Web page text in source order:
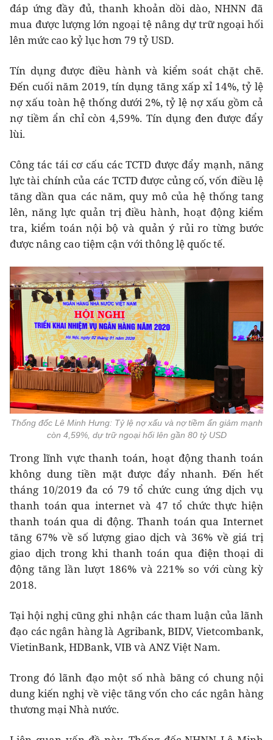
đáp ứng đầy đủ, thanh khoản dồi dào, NHNN đã
mua được lượng lớn ngoại tệ nâng dự trữ ngoại hối
lên mức cao kỷ lục hơn 79 tỷ USD.
Tín dụng được điều hành và kiểm soát chặt chẽ.
Đến cuối năm 2019, tín dụng tăng xấp xỉ 14%, tỷ lệ
nợ xấu toàn hệ thống dưới 2%, tỷ lệ nợ xấu gồm cả
nợ tiềm ẩn chỉ còn 4,59%. Tín dụng đen được đẩy
lùi.
Công tác tái cơ cấu các TCTD được đẩy mạnh, năng
lực tài chính của các TCTD được củng cố, vốn điều lệ
tăng dần qua các năm, quy mô của hệ thống tang
lên, năng lực quản trị điều hành, hoạt động kiểm
tra, kiểm toán nội bộ và quản ý rủi ro từng bước
được nâng cao tiệm cận với thông lệ quốc tế.
Thống đốc Lê Minh Hưng: Tỷ lệ nợ xấu và nợ tiềm ẩn giảm mạnh
còn 4,59%, dự trữ ngoại hối lên gần 80 tỷ USD
Trong lĩnh vực thanh toán, hoạt động thanh toán
không dung tiền mặt được đẩy nhanh. Đến hết
tháng 10/2019 đa có 79 tổ chức cung ứng dịch vụ
thanh toán qua internet và 47 tổ chức thực hiện
thanh toán qua di động. Thanh toán qua Internet
tăng 67% về số lượng giao dịch và 36% về giá trị
giao dịch trong khi thanh toán qua điện thoại di
động tăng lần lượt 186% và 221% so với cùng kỳ
2018.
Tại hội nghị cũng ghi nhận các tham luận của lãnh
đạo các ngân hàng là Agribank, BIDV, Vietcombank,
VietinBank, HDBank, VIB và ANZ Việt Nam.
Trong đó lãnh đạo một số nhà băng có chung nội
dung kiến nghị về việc tăng vốn cho các ngân hàng
thương mại Nhà nước.